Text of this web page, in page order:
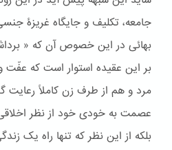
جامعه، تکلیف و جایگاه غریزۀ
بهائی در این خصوص آن که «
بر این عقیده استوار است که
مرد و هم از طرف زن کاملاً رعایت
عصمت به خودی خود از نظر
بلکه از این نظر که تنها راه یک